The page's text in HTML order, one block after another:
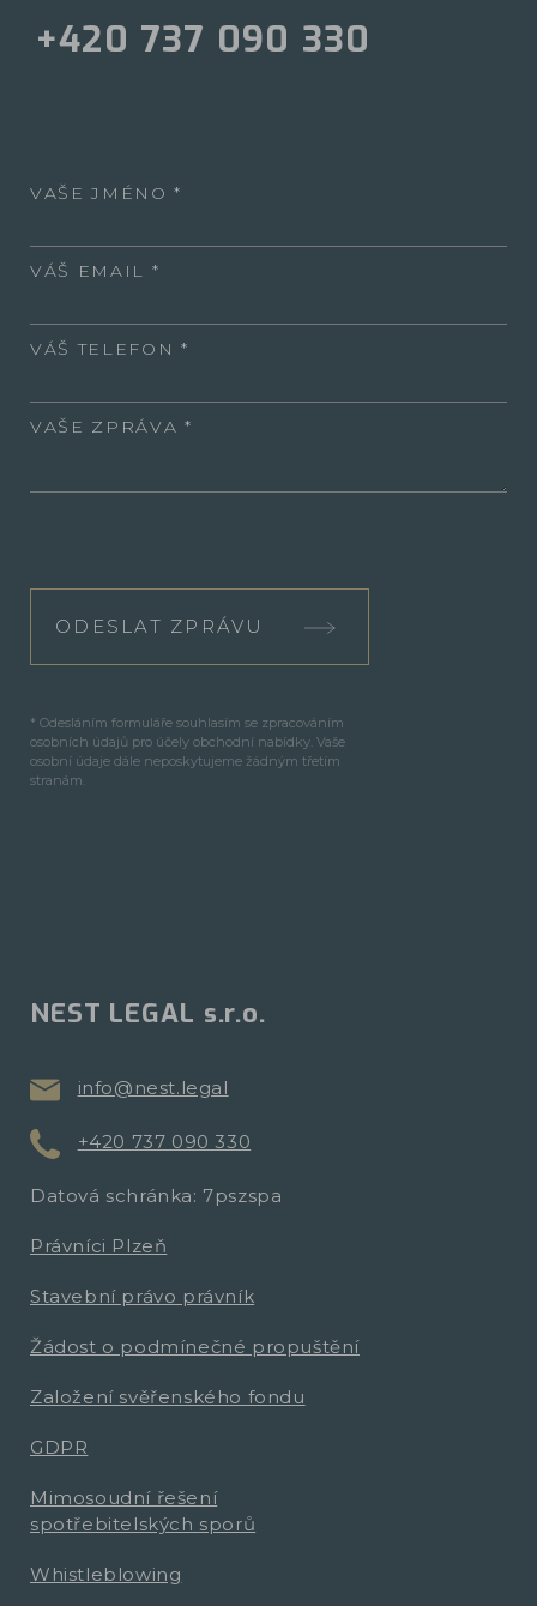
+420 737 090 330
VAŠE JMÉNO
VÁŠ EMAIL
VÁŠ TELEFON
VAŠE ZPRÁVA
ODESLAT ZPRÁVU
* Odesláním formuláře souhlasím se zpracováním
osobních údajů pro účely obchodní nabídky. Vaše
osobní údaje dále neposkytujeme žádným třetím
stranám.
NEST LEGAL s.r.o.
info@nest.legal
+420 737 090 330
Datová schránka: 7pszspa
Právníci Plzeň
Stavební právo právník
Žádost o podmínečné propuštění
Založení svěřenského fondu
GDPR
Mimosoudní řešení
spotřebitelských sporů
Whistleblowing